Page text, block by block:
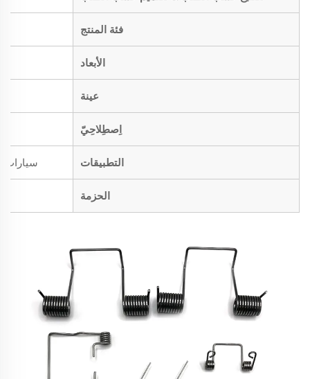
فئة المنتج
الأبعاد
عينة
اِصطِلاحِيّ
التطبيقات سيارات،
الحزمة